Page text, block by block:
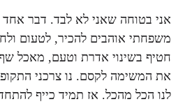
אני בטוחה שאני לא לבד. דבר אחד
משפחתי אוהבים להכיר, לטעום
חטיף בשינוי אדרת וטעם, מאכל שף,
את המשימה לקסם. נו צרכני התקופה
לנו הכל מהכל. אז תמיד כייף